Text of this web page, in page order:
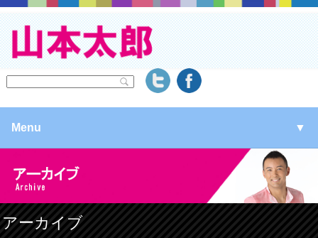
Menu ▼
▼
▼
アーカイブ